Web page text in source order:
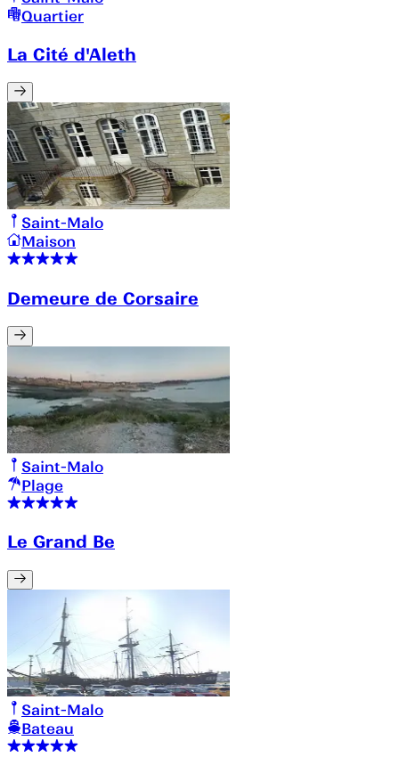
Quartier
La Cité d'Aleth
Saint-Malo
Maison
Demeure de Corsaire
Saint-Malo
Plage
Le Grand Be
Saint-Malo
Bateau